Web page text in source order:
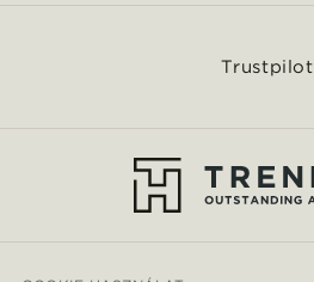
Trustpilot